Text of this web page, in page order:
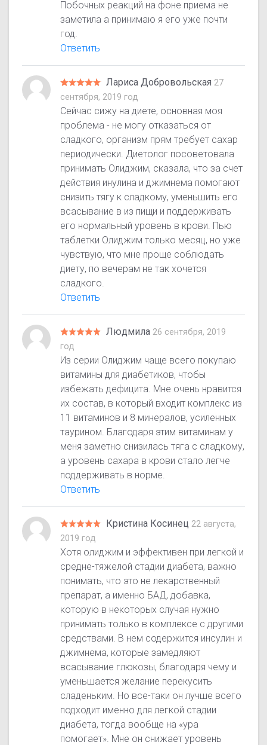
Побочных реакций на фоне приема не
заметила а принимаю я его уже почти
год.
Ответить
Лариса Добровольская 27
сентября, 2019 год
Сейчас сижу на диете, основная моя
проблема - не могу отказаться от
сладкого, организм прям требует сахар
периодически. Диетолог посоветовала
принимать Олиджим, сказала, что за счет
действия инулина и джимнема помогают
снизить тягу к сладкому, уменьшить его
всасывание в из пищи и поддерживать
его нормальный уровень в крови. Пью
таблетки Олиджим только месяц, но уже
чувствую, что мне проще соблюдать
диету, по вечерам не так хочется
сладкого.
Ответить
Людмила 26 сентября, 2019
год
Из серии Олиджим чаще всего покупаю
витамины для диабетиков, чтобы
избежать дефицита. Мне очень нравится
их состав, в который входит комплекс из
11 витаминов и 8 минералов, усиленных
таурином. Благодаря этим витаминам у
меня заметно снизилась тяга с сладкому,
а уровень сахара в крови стало легче
поддерживать в норме.
Ответить
Кристина Косинец 22 августа,
2019 год
Хотя олиджим и эффективен при легкой и
средне-тяжелой стадии диабета, важно
понимать, что это не лекарственный
препарат, а именно БАД, добавка,
которую в некоторых случая нужно
принимать только в комплексе с другими
средствами. В нем содержится инсулин и
джимнема, которые замедляют
всасывание глюкозы, благодаря чему и
уменьшается желание перекусить
сладеньким. Но все-таки он лучше всего
подходит именно для легкой стадии
диабета, тогда вообще на «ура
помогает». Мне он снижает уровень